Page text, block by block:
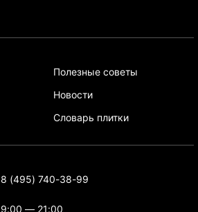
Полезные советы
Новости
Словарь плитки
8 (495) 740-38-99
9:00 — 21:00